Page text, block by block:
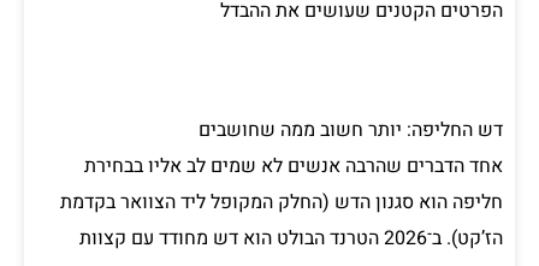
הפרטים הקטנים שעושים את ההבדל
דש החליפה: יותר חשוב ממה שחושבים
אחד הדברים שהרבה אנשים לא שמים לב אליו בבחירת
חליפה הוא סגנון הדש (החלק המקופל ליד הצוואר בקדמת
הז’קט). ב־2026 הטרנד הבולט הוא דש מחודד עם קצוות